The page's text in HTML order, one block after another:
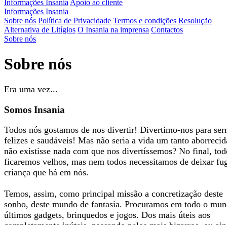
Informações Insania Apoio ao cliente
Informações Insania
Sobre nós Política de Privacidade Termos e condições Resolução
Alternativa de Litígios O Insania na imprensa Contactos
Sobre nós
Sobre nós
Era uma vez...
Somos Insania
Todos nós gostamos de nos divertir! Divertimo-nos para
felizes e saudáveis! Mas não seria a vida um tanto
não existisse nada com que nos divertíssemos? No final,
ficaremos velhos, mas nem todos necessitamos de deixar
criança que há em nós.
Temos, assim, como principal missão a concretização deste
sonho, deste mundo de fantasia. Procuramos em todo o
últimos gadgets, brinquedos e jogos. Dos mais úteis aos